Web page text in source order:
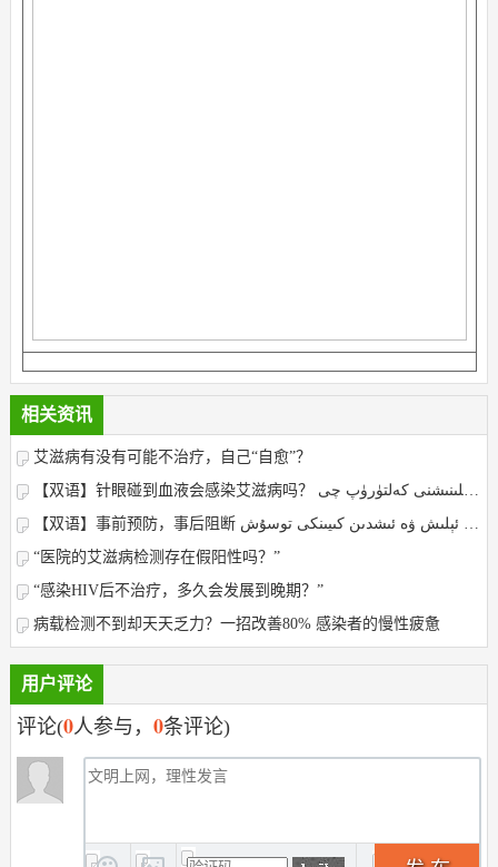
相关资讯
艾滋病有没有可能不治疗，自己“自愈”？
【双语】针眼碰到血液会感染艾滋病吗？ يىڭنە ئۇچى قان بىلەن ئۇچرىشىپ قالسا ئەيدىز ۋىرۇسى بىلەن يۇقۇملىنىشنى كەلتۈرۈپ چى
【双语】事前预防，事后阻断 ئىشدىن بۇرۇنقى ئالدىنى ئېلىش ۋە ئىشدىن كىيىنكى توسۇش
“医院的艾滋病检测存在假阳性吗？”
“感染HIV后不治疗，多久会发展到晚期？”
病载检测不到却天天乏力？一招改善80% 感染者的慢性疲惫
用户评论
评论(0人参与， 0条评论)